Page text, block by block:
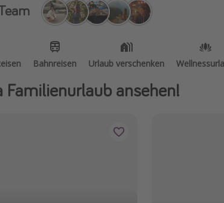
Bahnreisen Urlaub verschenken
ansehen!